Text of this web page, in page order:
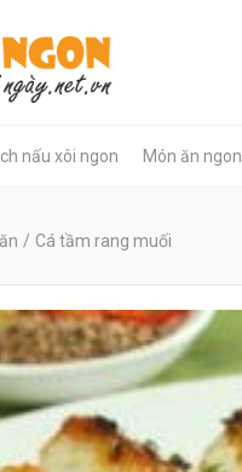
nấu xôi ngon Món ăn ngon
/ Cá tầm rang muối